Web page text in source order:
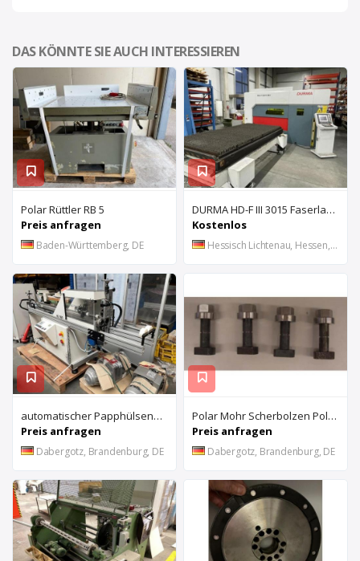
DAS KÖNNTE SIE AUCH INTERESSIEREN
Polar Rüttler RB 5
Preis anfragen
Baden-Württemberg, DE
DURMA HD-F III 3015 Faserlaser-Schneidanlage mit Flachbett und Rohrlas
Kostenlos
Hessisch Lichtenau, Hessen, DE
automatischer Papphülsenschneider / Hülsenschneidmaschine / Kernschneider 1600 HS
Preis anfragen
Dabergotz, Brandenburg, DE
Polar Mohr Scherbolzen Polar 115
Preis anfragen
Dabergotz, Brandenburg, DE